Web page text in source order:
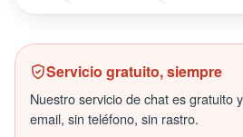
Servicio gratuito, siempre
Nuestro servicio de chat es gratuito
email, sin teléfono, sin rastro.